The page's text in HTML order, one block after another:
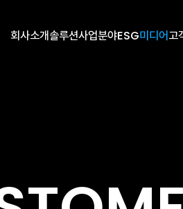
회사소개솔루션사업분야ESG미디어고